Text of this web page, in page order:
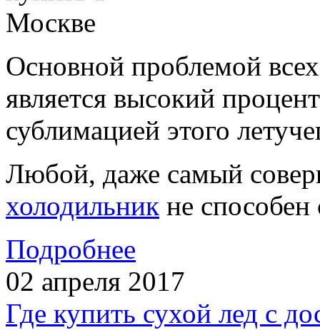
Основной проблемой
является высокий
сублимацией этого
Любой, даже самый
холодильник не способен
Подробнее
02 апреля 2017
Где купить сухой лед с